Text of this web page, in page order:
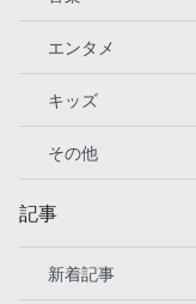
エンタメ
キッズ
その他
記事
新着記事